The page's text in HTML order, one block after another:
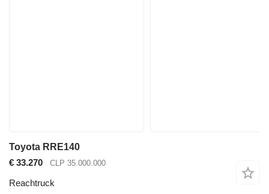
Toyota RRE140
€ 33.270
CLP 35.000.000
Reachtruck